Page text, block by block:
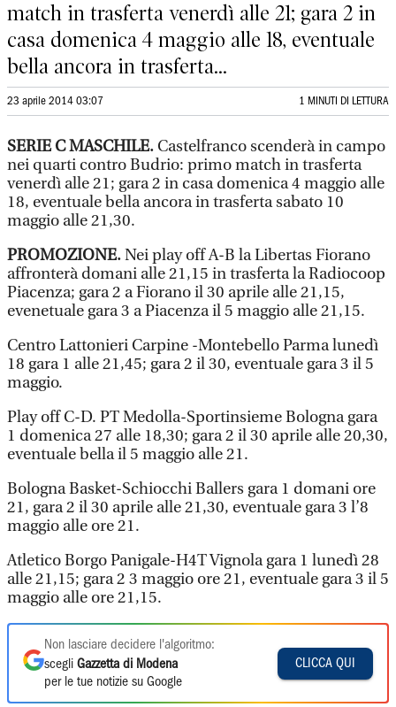
match in trasferta venerdì alle 21; gara 2 in
casa domenica 4 maggio alle 18, eventuale
bella ancora in trasferta...
23 aprile 2014 03:07 1 MINUTI DI LETTURA
SERIE C MASCHILE. Castelfranco scenderà in campo
nei quarti contro Budrio: primo match in trasferta
venerdì alle 21; gara 2 in casa domenica 4 maggio alle
18, eventuale bella ancora in trasferta sabato 10
maggio alle 21,30.
PROMOZIONE.Nei play off A-B la Libertas Fiorano
affronterà domani alle 21,15 in trasferta la Radiocoop
Piacenza; gara 2 a Fiorano il 30 aprile alle 21,15,
evenetuale gara 3 a Piacenza il 5 maggio alle 21,15.
Centro Lattonieri Carpine -Montebello Parma lunedì
18 gara 1 alle 21,45; gara 2 il 30, eventuale gara 3 il 5
maggio.
Play off C-D. PT Medolla-Sportinsieme Bologna gara
1 domenica 27 alle 18,30; gara 2 il 30 aprile alle 20,30,
eventuale bella il 5 maggio alle 21.
Bologna Basket-Schiocchi Ballers gara 1 domani ore
21, gara 2 il 30 aprile alle 21,30, eventuale gara 3 l’8
maggio alle ore 21.
Atletico Borgo Panigale-H4T Vignola gara 1 lunedì 28
alle 21,15; gara 2 3 maggio ore 21, eventuale gara 3 il 5
maggio alle ore 21,15.
Non lasciare decidere l'algoritmo:
scegli Gazzetta di Modena
per le tue notizie su Google
CLICCA QUI